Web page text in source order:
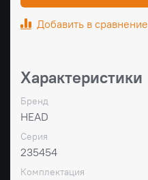
Добавить в сравнение
Характеристики
Бренд
HEAD
Серия
235454
Комплектация